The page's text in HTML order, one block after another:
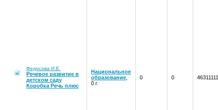
Федосова И.Е
Речевое развитие в
детском саду
Коробка Речь плюс
Национальное
образование
0 г.
0 0